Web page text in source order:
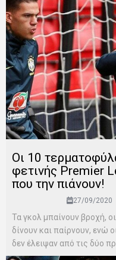
Οι 10
φετινής Premier
που την πιάνουν!
27/09/2020
Τα γκολ μπαίνουν βροχή,
δίνουν και παίρνουν, ενώ
δεν έλειψαν από τις δύο